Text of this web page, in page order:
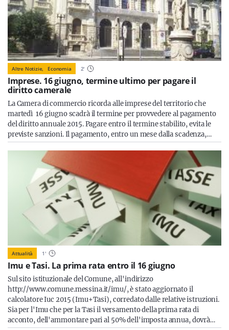
Altre Notizie, Economia 2'
Imprese. 16 giugno, termine ultimo per pagare il
diritto camerale
La Camera di commercio ricorda alle imprese del territorio che
martedì 16 giugno scadrà il termine per provvedere al pagamento
del diritto annuale 2015. Pagare entro il termine stabilito, evita le
previste sanzioni. Il pagamento, entro un mese dalla scadenza,…
Attualità 1'
Imu e Tasi. La prima rata entro il 16 giugno
Sul sito istituzionale del Comune, all'indirizzo
http://www.comune.messina.it/imu/, è stato aggiornato il
calcolatore Iuc 2015 (Imu+Tasi), corredato dalle relative istruzioni.
Sia per l'Imu che per la Tasi il versamento della prima rata di
acconto, dell'ammontare pari al 50% dell'imposta annua, dovrà…